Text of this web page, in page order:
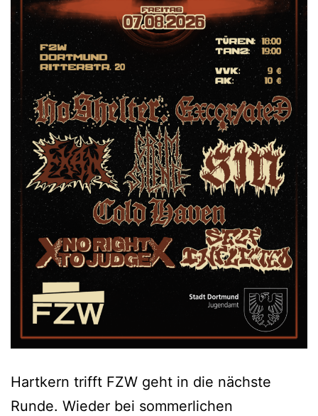
Hartkern trifft FZW geht in die nächste
Runde. Wieder bei sommerlichen